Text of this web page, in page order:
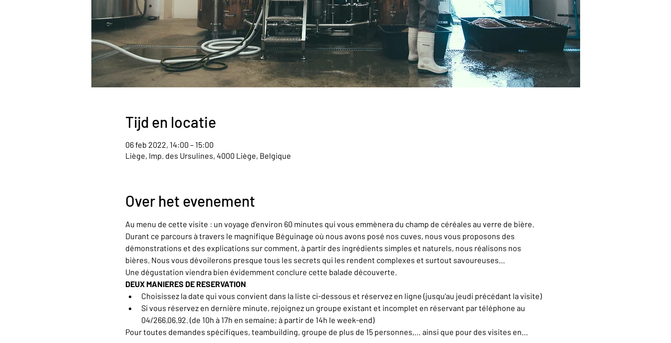
Tijd en locatie
06 feb 2022, 14:00 – 15:00
Liège, Imp. des Ursulines, 4000 Liège, Belgique
Over het evenement
Au menu de cette visite : un voyage d’environ 60 minutes qui vous emmènera du champ de céréales au verre de bière.
Durant ce parcours à travers le magnifique Béguinage où nous avons posé nos cuves, nous vous proposons des
démonstrations et des explications sur comment, à partir des ingrédients simples et naturels, nous réalisons nos
bières. Nous vous dévoilerons presque tous les secrets qui les rendent complexes et surtout savoureuses…
Une dégustation viendra bien évidemment conclure cette balade découverte.
DEUX MANIERES DE RESERVATION
Choisissez la date qui vous convient dans la liste ci-dessous et réservez en ligne (jusqu’au jeudi précédant la visite)
Si vous réservez en dernière minute, rejoignez un groupe existant et incomplet en réservant par téléphone au
04/266.06.92. (de 10h à 17h en semaine; à partir de 14h le week-end)
Pour toutes demandes spécifiques, teambuilding, groupe de plus de 15 personnes,… ainsi que pour des visites en…